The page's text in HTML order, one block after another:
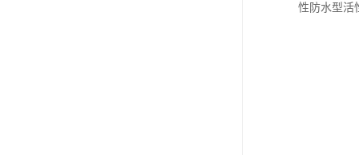
性防水型活